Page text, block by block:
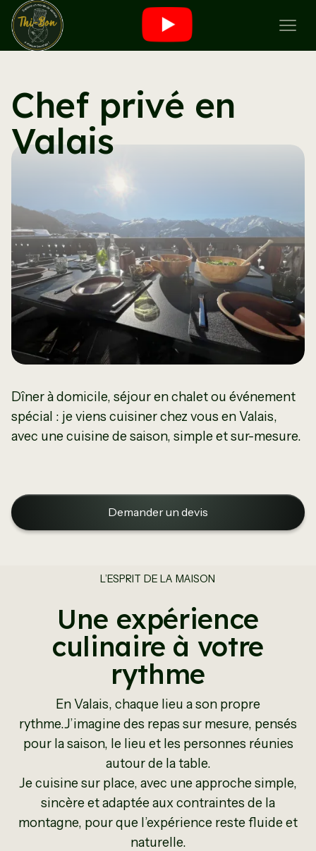
Saveurs
Chef privé en
Valais
Dîner à domicile, séjour en chalet ou événement
spécial : je viens cuisiner chez vous en Valais,
avec une cuisine de saison, simple et sur-mesure.
Demander un devis
L’ESPRIT DE LA MAISON
Une expérience
culinaire à votre
rythme
En Valais, chaque lieu a son propre
rythme.J’imagine des repas sur mesure, pensés
pour la saison, le lieu et les personnes réunies
autour de la table.
Je cuisine sur place, avec une approche simple,
sincère et adaptée aux contraintes de la
montagne, pour que l’expérience reste fluide et
naturelle.